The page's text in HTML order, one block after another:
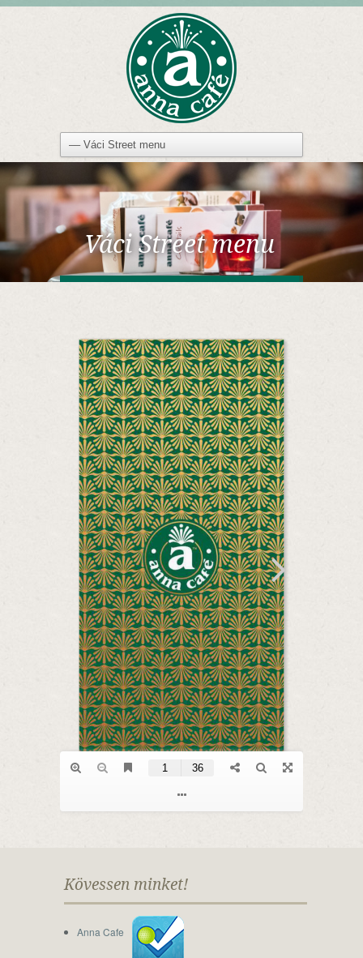
Váci Street menu
Kövessen minket!
Anna Cafe